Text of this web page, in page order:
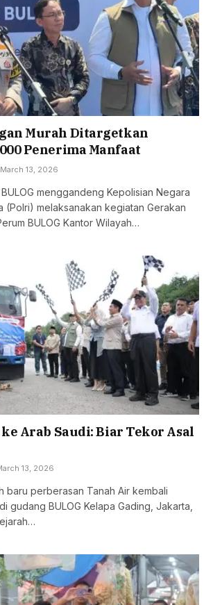
Murah Ditargetkan
Penerima Manfaat
March 13, 2026
BULOG menggandeng Kepolisian Negara
(Polri) melaksanakan kegiatan Gerakan
BULOG Kantor Wilayah…
Arab Saudi: Biar Tekor Asal
13, 2026
baru perberasan Tanah Air kembali
gudang BULOG Kelapa Gading, Jakarta,